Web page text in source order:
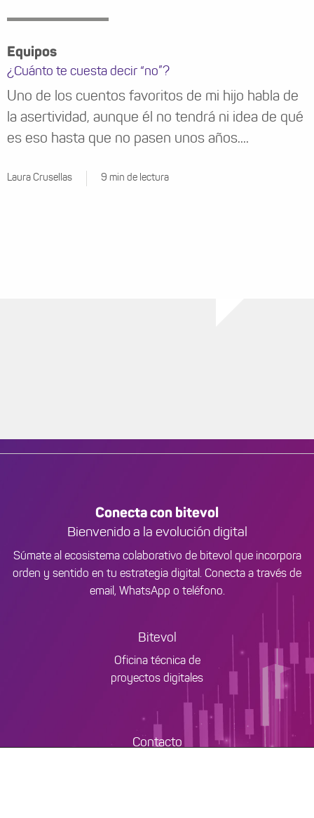
Equipos
¿Cuánto te cuesta decir “no”?
Uno de los cuentos favoritos de mi hijo habla de
la asertividad, aunque él no tendrá ni idea de qué
es eso hasta que no pasen unos años....
Laura Crusellas 9 min de lectura
Conecta con bitevol
Bienvenido a la evolución digital
Súmate al ecosistema colaborativo de bitevol que incorpora
orden y sentido en tu estrategia digital. Conecta a través de
email, WhatsApp o teléfono.
Bitevol
Oficina técnica de
proyectos digitales
Contacto